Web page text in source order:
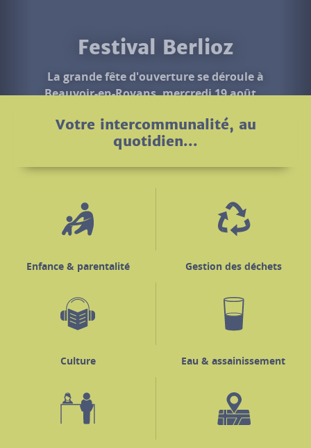
Beauvoir-en-Royans, mercredi 19 août...
Votre intercommunalité, au
quotidien...
Enfance & parentalité Gestion des déchets
Culture Eau & assainissement